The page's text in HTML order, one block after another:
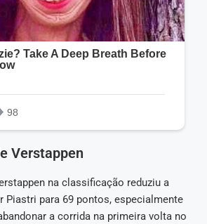
Verstappen
na classificação reduziu a
Piastri para 69 pontos, especialmente
a corrida na primeira volta no